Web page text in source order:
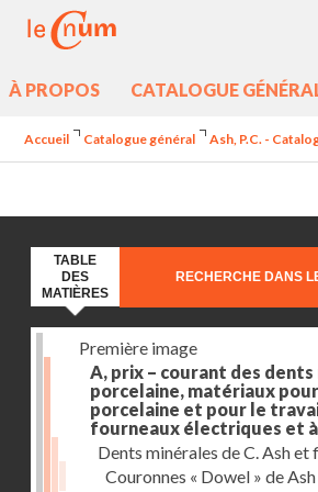
À PROPOS CATALOGUE
Accueil Catalogue général Ash, P.C. -
TABLE
DES
MATIÈRES
RECHERCHE DANS
Première image
A, prix – courant des
porcelaine, matériaux
porcelaine et pour le
fourneaux électriques et à
Dents minérales de C. Ash et
Couronnes « Dowel » de Ash